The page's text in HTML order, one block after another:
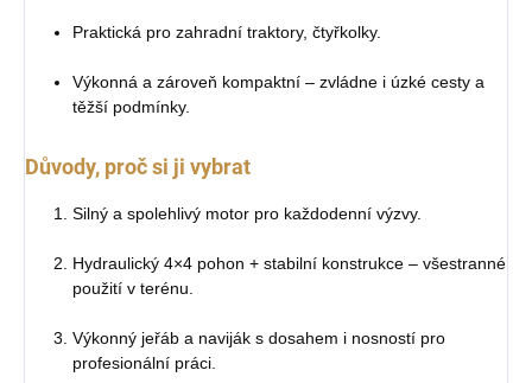
Praktická pro zahradní traktory, čtyřkolky.
Výkonná a zároveň kompaktní – zvládne i úzké cesty a
těžší podmínky.
Důvody, proč si ji vybrat
Silný a spolehlivý motor pro každodenní výzvy.
Hydraulický 4×4 pohon + stabilní konstrukce – všestranné
použití v terénu.
Výkonný jeřáb a naviják s dosahem i nosností pro
profesionální práci.